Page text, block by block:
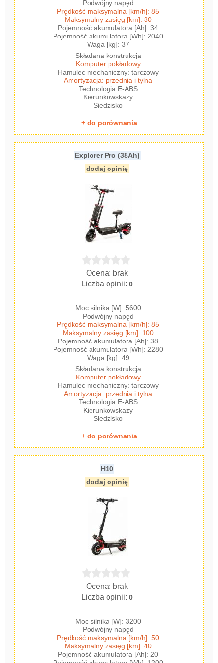
Podwójny napęd
Prędkość maksymalna [km/h]: 85
Maksymalny zasięg [km]: 80
Pojemność akumulatora [Ah]: 34
Pojemność akumulatora [Wh]: 2040
Waga [kg]: 37
Składana konstrukcja
Komputer pokładowy
Hamulec mechaniczny: tarczowy
Amortyzacja: przednia i tylna
Technologia E-ABS
Kierunkowskazy
Siedzisko
+ do porównania
Explorer Pro (38Ah)
dodaj opinię
Ocena: brak
Liczba opinii:0
Moc silnika [W]: 5600
Podwójny napęd
Prędkość maksymalna [km/h]: 85
Maksymalny zasięg [km]: 100
Pojemność akumulatora [Ah]: 38
Pojemność akumulatora [Wh]: 2280
Waga [kg]: 49
Składana konstrukcja
Komputer pokładowy
Hamulec mechaniczny: tarczowy
Amortyzacja: przednia i tylna
Technologia E-ABS
Kierunkowskazy
Siedzisko
+ do porównania
H10
dodaj opinię
Ocena: brak
Liczba opinii:0
Moc silnika [W]: 3200
Podwójny napęd
Prędkość maksymalna [km/h]: 50
Maksymalny zasięg [km]: 40
Pojemność akumulatora [Ah]: 20